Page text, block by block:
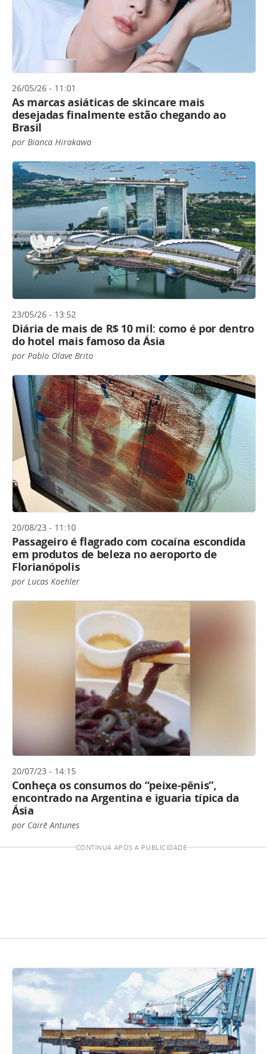
26/05/26 - 11:01
As marcas asiáticas de skincare mais
desejadas finalmente estão chegando ao
Brasil
por Bianca Hirakawa
23/05/26 - 13:52
Diária de mais de R$ 10 mil: como é por dentro
do hotel mais famoso da Ásia
por Pablo Olave Brito
20/08/23 - 11:10
Passageiro é flagrado com cocaína escondida
em produtos de beleza no aeroporto de
Florianópolis
por Lucas Koehler
20/07/23 - 14:15
Conheça os consumos do “peixe-pênis”,
encontrado na Argentina e iguaria típica da
Ásia
por Cairê Antunes
CONTINUA APÓS A PUBLICIDADE